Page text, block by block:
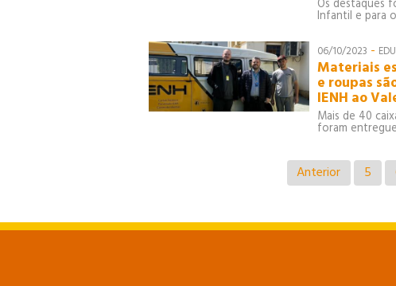
Os destaques
Infantil e para
06/10/2023 -
Materiais
e roupas
IENH ao
Mais de 40
foram
Anterior 5